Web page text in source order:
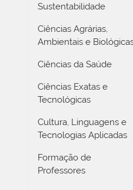
Sustentabilidade
Ciências Agrárias,
Ambientais e
Ciências da Saúde
Ciências Exatas e
Tecnológicas
Cultura, Linguagens e
Tecnologias Aplicadas
Formação de
Professores